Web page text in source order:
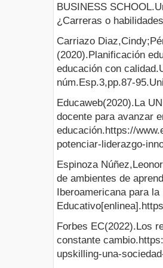
BUSINESS
¿Carreras o
Carriazo
(2020).Planificación
educación con
núm.Esp.3,pp.87-
Educaweb(2020).La
docente para avanzar
educación.https://
potenciar-liderazgo-
Espinoza
de ambientes de
Iberoamericana para
Forbes EC(2022).Los
constante
upskilling-una-